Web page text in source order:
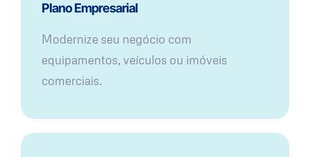
Plano Empresarial
Modernize seu negócio com
equipamentos, veículos ou imóveis
comerciais.